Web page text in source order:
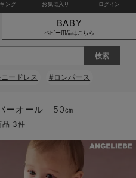
児）
） ベビーチェア（ハイローチェア）・ベビーラック
戻る
送料無料アイテム全て
ワンピース
スカート
パジャマ
戻る
ブラキャミ おまとめ
戻る
【37周年祭セール】
【37周年祭セール】
戻る
気温差別オススメア
【15℃】3月下旬～
戻る
動きやすく着回しで
戻る
強撚スムース(コスパ
戻る
マタニティウェア
【おまとめ割】パジ
戻る
こだわりの履き心地
カジュアル
オフィス
戻る
ジャケット派
きれいめ美脚パンツ派
ツィード派
戻る
出産準備応援割全て
マタニティパジャマ
戻る
【オフィスカジュア
戻る
レギンスタイプ
戻る
【フォーマル】ワン
戻る
【ベビー】長袖
戻る
ハンカチ
短肌着
セット
戻る
快適ウェア10%OFF
快適ウェア10%OFF
戻る
春のマタニティワン
セットアップ・ レイ
ジャンパースカート/
ワーク・オフィス
戻る
Gift Selection 出産
〜3,000円（税込）
10,001円（税込）〜
女の子におススメの
戻る
冬の冷え対策インナ
薄くてあったか
保温&リカバリー
レギンス・タイツ
戻る
入院準備の持ち物チ
入院してすぐ使うグ
戻る
冬のあったか特集全て
【冬のあったか特集
【冬のあったか特集
ング お気に入り ログイン
BABY
ベビー用品はこちら
ードレス #ロンパース
ーオール 50㎝
品 3件
閉じる